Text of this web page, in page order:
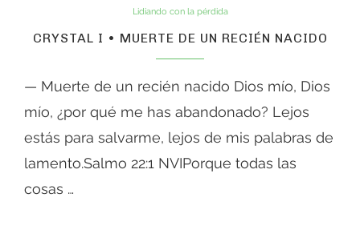
Lidiando con la pérdida
CRYSTAL I • MUERTE DE UN RECIÉN NACIDO
— Muerte de un recién nacido Dios mío, Dios
mío, ¿por qué me has abandonado? Lejos
estás para salvarme, lejos de mis palabras de
lamento.Salmo 22:1 NVIPorque todas las
cosas …